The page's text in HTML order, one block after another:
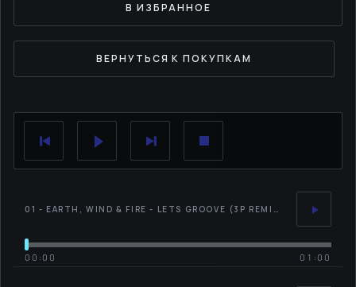
В ИЗБРАННОЕ
ВЕРНУТЬСЯ К ПОКУПКАМ
01 - EARTH, WIND & FIRE - LETS GROOVE (3P REMIX)
00:00 01:00